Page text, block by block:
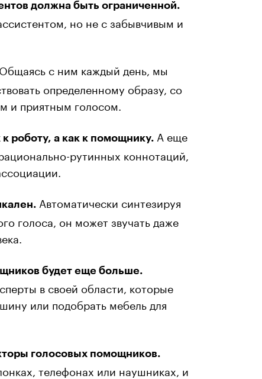
должна быть ограниченной.
но не с забывчивым и
Общаясь с ним каждый день, мы
определенному образу, со
и приятным голосом.
роботу, а как к помощнику. А еще
рутинных коннотаций,
Автоматически синтезируя
голоса, он может звучать даже
будет еще больше.
в своей области, которые
или подобрать мебель для
голосовых помощников.
телефонах или наушниках, и